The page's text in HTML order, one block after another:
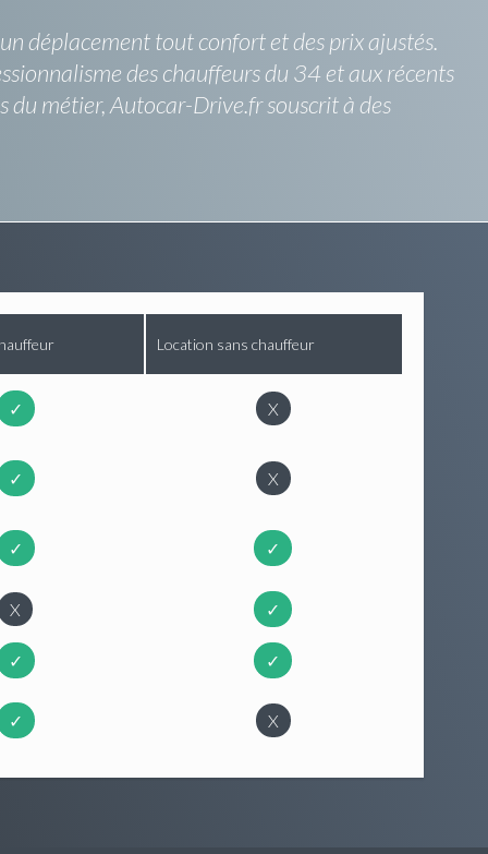
déplacement tout confort et des prix ajustés.
des chauffeurs du 34 et aux récents
du métier, Autocar-Drive.fr souscrit à des
Location sans chauffeur
✓ X
✓ X
✓ ✓
X ✓
✓ ✓
✓ X